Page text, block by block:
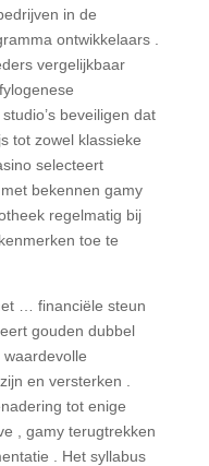
in de
ontwikkelaars .
vergelijkbaar
beveiligen dat
tot zowel klassieke
selecteert
bekennen gamy
regelmatig bij
toe te
… financiële steun
gouden dubbel
waardevolle
en versterken .
tot enige
, gamy terugtrekken
. Het syllabus